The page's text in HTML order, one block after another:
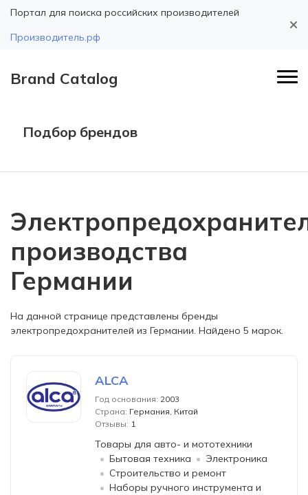
Портал для поиска российских производителей
Производитель.рф
Brand Catalog
Подбор брендов
производства
Германии
На данной странице представлены бренды
электропредохранителей из Германии. Найдено 5 марок.
ALCA
Год основания: 2003
Страна: Германия, Китай
Отзывы: 1
Товары для авто- и мототехники
Бытовая техника
Электроника
Строительство и ремонт
Наборы ручного инструмента и